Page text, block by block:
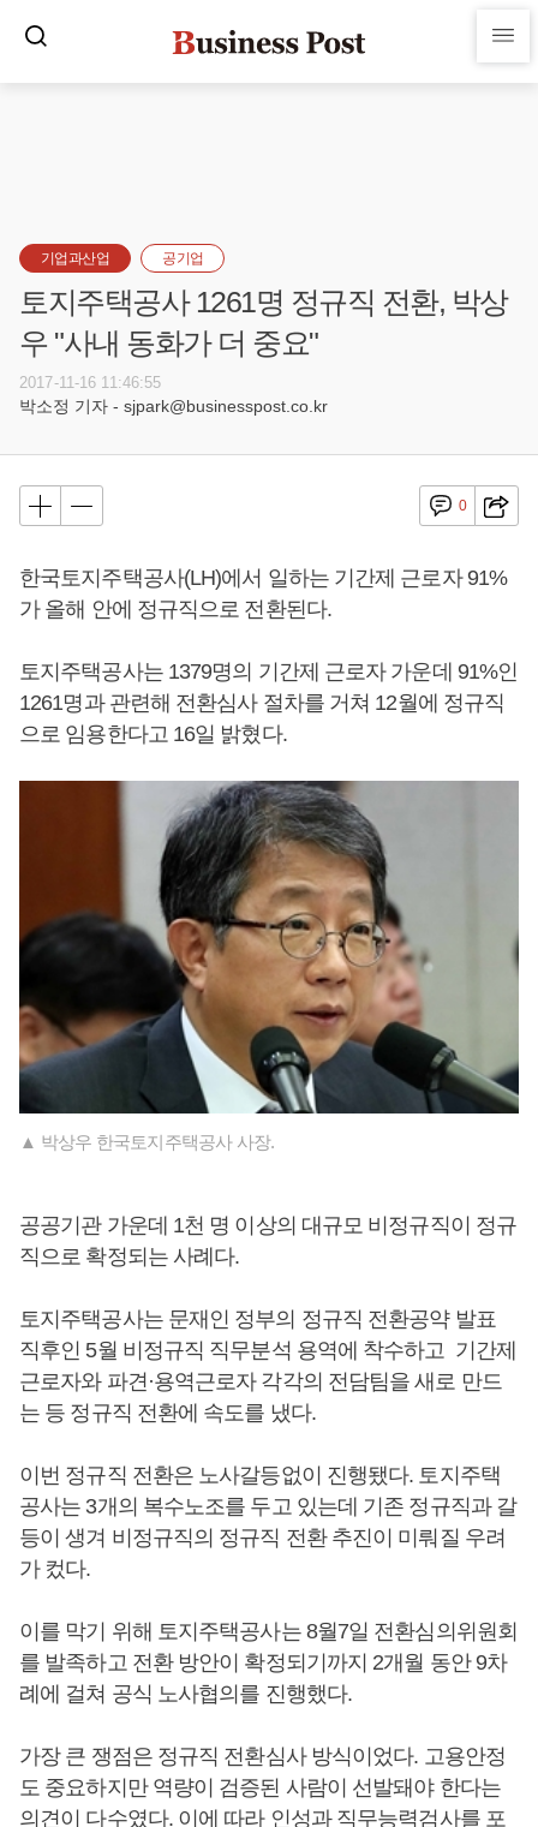
기업과산업 공기업
토지주택공사 1261명 정규직 전환, 박상
우 "사내 동화가 더 중요"
2017-11-16 11:46:55
박소정 기자 - sjpark@businesspost.co.kr
0
한국토지주택공사(LH)에서 일하는 기간제 근로자 91%
가 올해 안에 정규직으로 전환된다.
토지주택공사는 1379명의 기간제 근로자 가운데 91%인
1261명과 관련해 전환심사 절차를 거쳐 12월에 정규직
으로 임용한다고 16일 밝혔다.
▲ 박상우 한국토지주택공사 사장.
공공기관 가운데 1천 명 이상의 대규모 비정규직이 정규
직으로 확정되는 사례다.
토지주택공사는 문재인 정부의 정규직 전환공약 발표
직후인 5월 비정규직 직무분석 용역에 착수하고 기간제
근로자와 파견·용역근로자 각각의 전담팀을 새로 만드
는 등 정규직 전환에 속도를 냈다.
이번 정규직 전환은 노사갈등없이 진행됐다. 토지주택
공사는 3개의 복수노조를 두고 있는데 기존 정규직과 갈
등이 생겨 비정규직의 정규직 전환 추진이 미뤄질 우려
가 컸다.
이를 막기 위해 토지주택공사는 8월7일 전환심의위원회
를 발족하고 전환 방안이 확정되기까지 2개월 동안 9차
례에 걸쳐 공식 노사협의를 진행했다.
가장 큰 쟁점은 정규직 전환심사 방식이었다. 고용안정
도 중요하지만 역량이 검증된 사람이 선발돼야 한다는
의견이 다수였다. 이에 따라 인성과 직무능력검사를 포